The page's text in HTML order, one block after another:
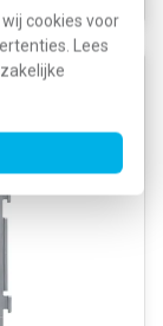
cookies voor
Lees
polig